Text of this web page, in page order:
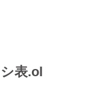
表.ol